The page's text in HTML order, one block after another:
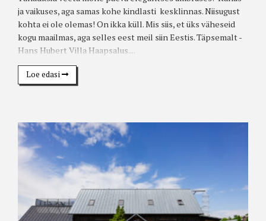
ja vaikuses, aga samas kohe kindlasti kesklinnas. Niisugust
kohta ei ole olemas! On ikka küll. Mis siis, et üks väheseid
kogu maailmas, aga selles eest meil siin Eestis. Täpsemalt -
Hans Hubert Villa Haapsalus....
Loe edasi